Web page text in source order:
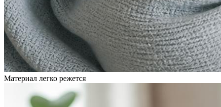
Материал легко режется